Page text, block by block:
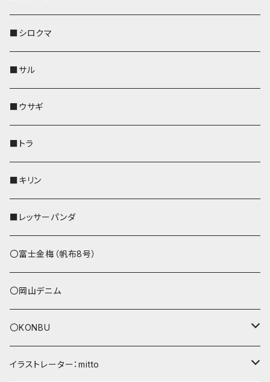
その他
財布
靴下・ミニタオル
その他
財布
その他
財布
靴下・ミニタオル
その他
ペットボトルホルダー
ペンホルダー
靴下・ミニタオル
財布
その他
AppleWatchバンド
財布
その他
名刺入れ・カードケース
AppleWatchバンド
財布
IDカードケース
ペットボトルホルダー
その他
リール付きストラップ
リールのみ
ストラップ付
AppleWatchバンド
メガネケース
財布
リール付きストラップ
リールのみ
ストラップ付
ペットボトルホルダー
キーケース
ペンホルダー
AppleWatchバンド
L字ファスナー財布
その他
名刺入れ
財布
Apple Watchバンド
■シロクマ
■サル
■ウサギ
■トラ
■キリン
■レッサーパンダ
〇富士金梅（帆布8号）
〇岡山デニム
〇KONBU
ショルダーバッグ
イラストレーター：mitto